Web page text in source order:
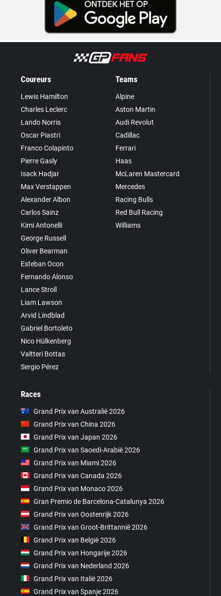
Coureurs
Lewis Hamilton
Charles Leclerc
Lando Norris
Oscar Piastri
Franco Colapinto
Pierre Gasly
Isack Hadjar
Max Verstappen
Alexander Albon
Carlos Sainz
Kimi Antonelli
George Russell
Oliver Bearman
Esteban Ocon
Fernando Alonso
Lance Stroll
Liam Lawson
Arvid Lindblad
Gabriel Bortoleto
Nico Hülkenberg
Valtteri Bottas
Sergio Pérez
Teams
Alpine
Aston Martin
Audi Revolut
Cadillac
Ferrari
Haas
McLaren Mastercard
Mercedes
Racing Bulls
Red Bull Racing
Williams
Races
Grand Prix van Australië 2026
Grand Prix van China 2026
Grand Prix van Japan 2026
Grand Prix van Saoedi-Arabië 2026
Grand Prix van Miami 2026
Grand Prix van Canada 2026
Grand Prix van Monaco 2026
Gran Premio de Barcelona-Catalunya 2026
Grand Prix van Oostenrijk 2026
Grand Prix van Groot-Brittannië 2026
Grand Prix van België 2026
Grand Prix van Hongarije 2026
Grand Prix van Nederland 2026
Grand Prix van Italië 2026
Grand Prix van Spanje 2026